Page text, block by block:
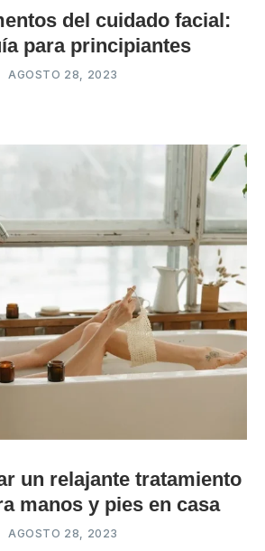
del cuidado facial:
para principiantes
AGOSTO 28, 2023
un relajante tratamiento
manos y pies en casa
AGOSTO 28, 2023